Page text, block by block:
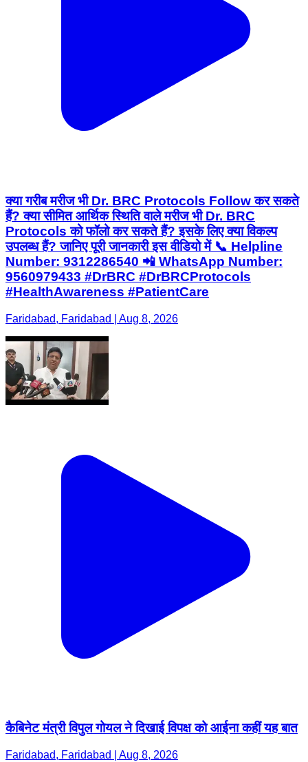
क्या गरीब मरीज भी Dr. BRC Protocols Follow कर सकते
हैं? क्या सीमित आर्थिक स्थिति वाले मरीज भी Dr. BRC
Protocols को फॉलो कर सकते हैं? इसके लिए क्या विकल्प
उपलब्ध हैं? जानिए पूरी जानकारी इस वीडियो में 📞 Helpline
Number: 9312286540 📲 WhatsApp Number:
9560979433 #DrBRC #DrBRCProtocols
#HealthAwareness #PatientCare
Faridabad, Faridabad | Aug 8, 2026
कैबिनेट मंत्री विपुल गोयल ने दिखाई विपक्ष को आईना कहीं यह बात
Faridabad, Faridabad | Aug 8, 2026